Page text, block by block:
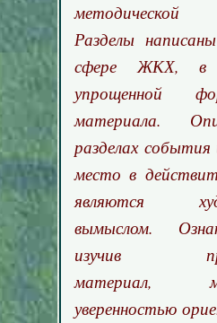
методической
Разделы
сфере ЖКХ, в
упрощенной
материала.
разделах события
место в
являются
вымыслом.
изучив
уверенностью